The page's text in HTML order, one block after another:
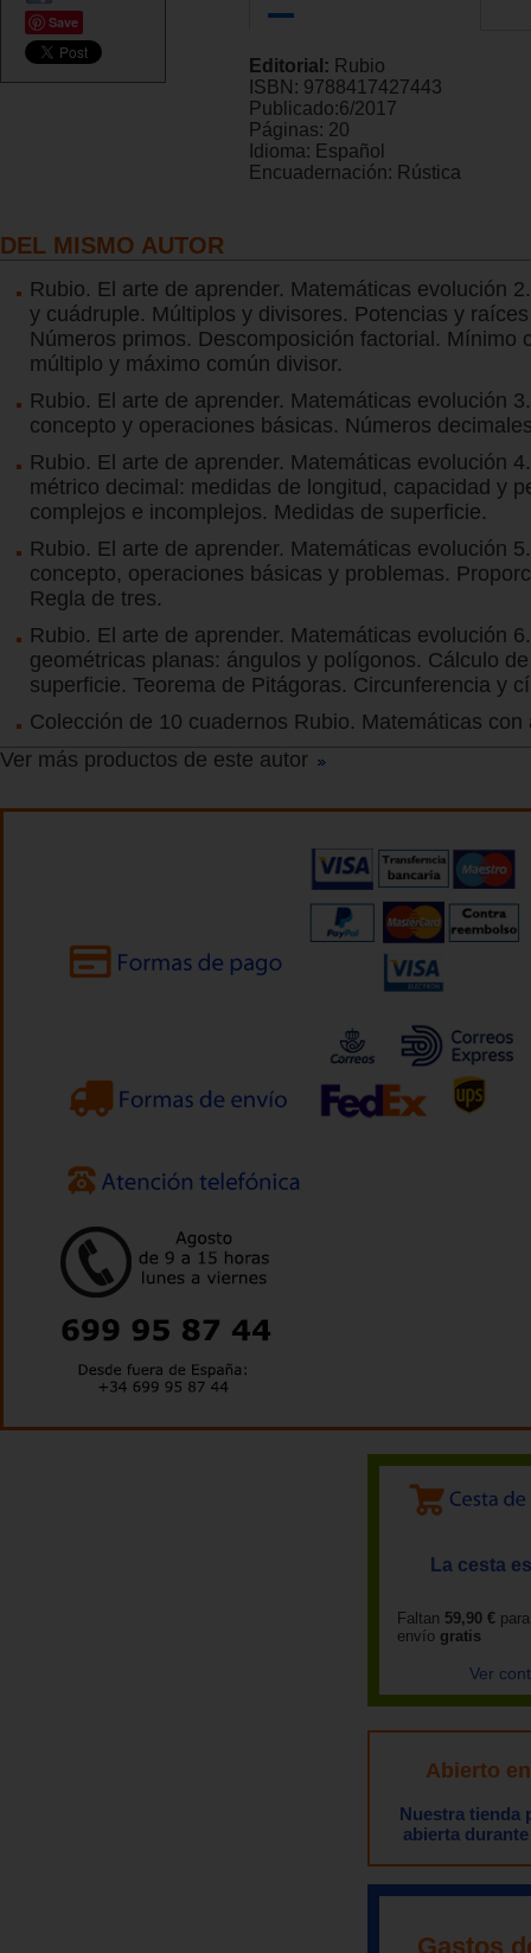
Save
Editorial: Rubio
ISBN: 9788417427443
Publicado:6/2017
Páginas: 20
Idioma: Español
Encuadernación: Rústica
DEL MISMO AUTOR
Rubio. El arte de aprender. Matemáticas evolución
y cuádruple. Múltiplos y divisores. Potencias y
Números primos. Descomposición factorial. Mínimo
múltiplo y máximo común divisor.
Rubio. El arte de aprender. Matemáticas evolución
concepto y operaciones básicas. Números
Rubio. El arte de aprender. Matemáticas evolución
métrico decimal: medidas de longitud, capacidad y
complejos e incomplejos. Medidas de superficie.
Rubio. El arte de aprender. Matemáticas evolución
concepto, operaciones básicas y problemas.
Regla de tres.
Rubio. El arte de aprender. Matemáticas evolución
geométricas planas: ángulos y polígonos. Cálculo
superficie. Teorema de Pitágoras. Circunferencia y
Colección de 10 cuadernos Rubio. Matemáticas con
Ver más productos de este autor
La cesta
Faltan 59,90 €
envío gratis
Ver
Abierto
Nuestra tienda
abierta
Gastos